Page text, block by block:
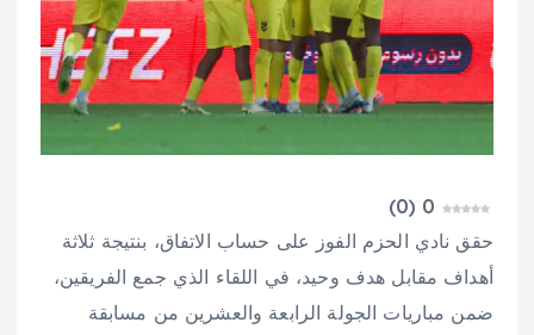
0
(
0
)
حقق نادي الحزم الفوز على حساب الاتفاق، بنتيجة ثلاثة
أهداف مقابل هدف وحيد، في اللقاء الذي جمع الفريقين،
ضمن مباريات الجولة الرابعة والعشرين من مسابقة